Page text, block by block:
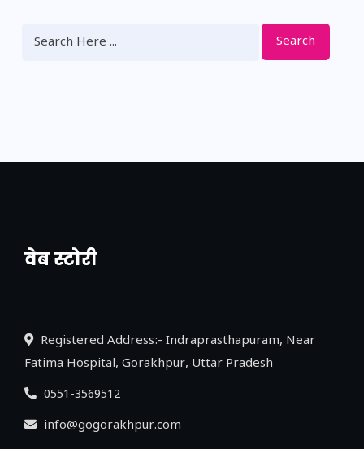
Search
वेब स्टोरी
नया एक्सप्रेसवे: पूर्वांचल का लक, डेवलपमेंट का
Registered Address:- Indraprasthapuram, Near
Fatima Hospital, Gorakhpur, Uttar Pradesh
0551-3569512
info@gogorakhpur.com